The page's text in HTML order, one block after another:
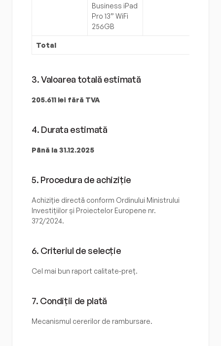
Business iPad
Pro 13” WiFi
256GB
Total
3. Valoarea totală estimată
205.611 lei fără TVA
4. Durata estimată
Până la 31.12.2025
5. Procedura de achiziție
Achiziție directă conform Ordinului Ministrului
Investițiilor și Proiectelor Europene nr.
372/2024.
6. Criteriul de selecție
Cel mai bun raport calitate-preț.
7. Condiții de plată
Mecanismul cererilor de rambursare.